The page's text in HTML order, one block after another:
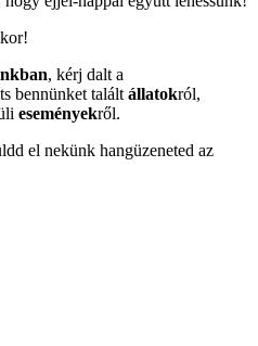
, kérj dalt a
bennünket talált állatokról,
eseményekről.
el nekünk hangüzeneted az